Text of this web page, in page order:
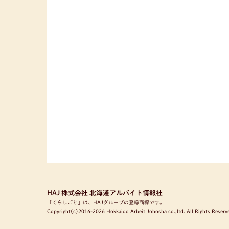
HAJ 株式会社 北海道アルバイト情報社
「くらしごと」は、HAJグループの登録商標です。
Copyright(c)2016-2026 Hokkaido Arbeit Johosha co.,ltd. All Rights